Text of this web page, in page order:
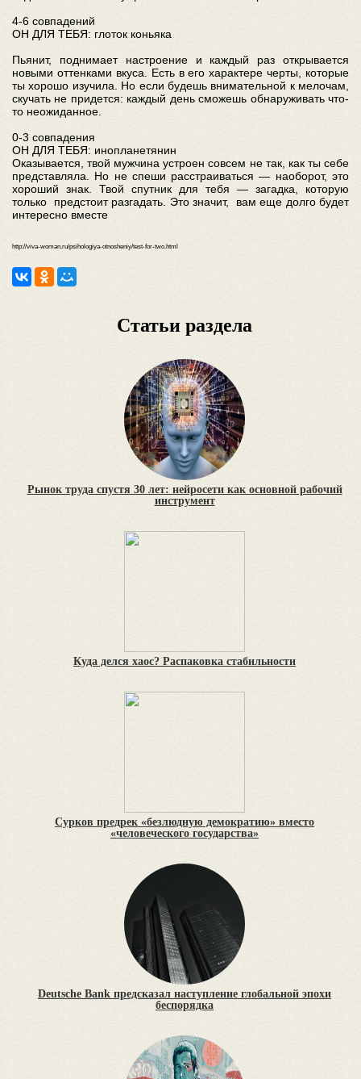
4-6 совпадений
ОН ДЛЯ ТЕБЯ: глоток коньяка
Пьянит, поднимает настроение и каждый раз открывается
новыми оттенками вкуса. Есть в его характере черты, которые
ты хорошо изучила. Но если будешь внимательной к мелочам,
скучать не придется: каждый день сможешь обнаруживать что-
то неожиданное.
0-3 совпадения
ОН ДЛЯ ТЕБЯ: инопланетянин
Оказывается, твой мужчина устроен совсем не так, как ты себе
представляла. Но не спеши расстраиваться — наоборот, это
хороший знак. Твой спутник для тебя — загадка, которую
только предстоит разгадать. Это значит, вам еще долго будет
интересно вместе
http://viva-woman.ru/psihologiya-otnosheniy/test-for-two.html
Статьи раздела
Рынок труда спустя 30 лет: нейросети как основной рабочий
инструмент
Куда делся хаос? Распаковка стабильности
Сурков предрек «безлюдную демократию» вместо
«человеческого государства»
Deutsche Bank предсказал наступление глобальной эпохи
беспорядка